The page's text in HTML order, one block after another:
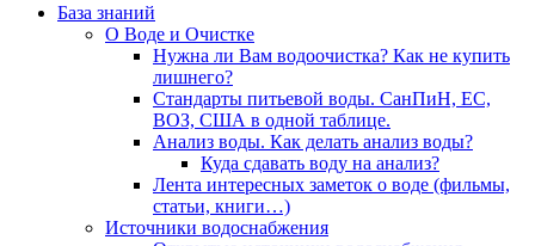
База знаний
О Воде и Очистке
Нужна ли Вам водоочистка? Как не купить
лишнего?
Стандарты питьевой воды. СанПиН, ЕС,
ВОЗ, США в одной таблице.
Анализ воды. Как делать анализ воды?
Куда сдавать воду на анализ?
Лента интересных заметок о воде (фильмы,
статьи, книги…)
Источники водоснабжения